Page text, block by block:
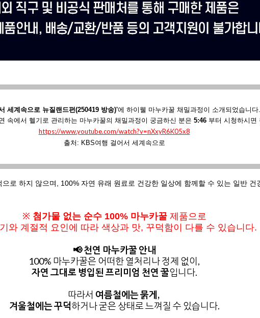
세계속으로 뉴질랜드편(250419 방송)'에 하이웰 마누카꿀 채밀과정이 소개되었습니다.
속에서 헬기로 관리하는 마누카꿀의 채밀과정이 궁금하신 분은 5:46부터 시청하시면
https://www.youtube.com/watch?v=nXxyR6K05x8
출처: KBS여행 걸어서 세계속으로
로 하지 않으며, 100% 자연 유래 원료로 건강한 일상에 함께할 수 있는 일반 건
※ 첨가물 없는 순수 100% 마누카꿀제품으로
와 계절적 요인에 따라 색상과 맛, 꾸덕함이 다를 수 있습니다.
📢 천연 마누카꿀 안내
100% 마누카꿀은 어떠한 열처리나 정제 없이,
자연 그대로 병입된 프리미엄 천연 꿀입니다.
따라서 여름철에는 묽게,
겨울철에는 꾸덕하거나 굳은 상태로 느껴질 수 있습니다.